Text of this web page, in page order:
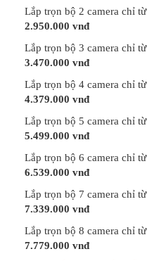
Lắp trọn bộ 2 camera chỉ từ
2.950.000 vnđ
Lắp trọn bộ 3 camera chỉ từ
3.470.000 vnđ
Lắp trọn bộ 4 camera chỉ từ
4.379.000 vnđ
Lắp trọn bộ 5 camera chỉ từ
5.499.000 vnđ
Lắp trọn bộ 6 camera chỉ từ
6.539.000 vnđ
Lắp trọn bộ 7 camera chỉ từ
7.339.000 vnđ
Lắp trọn bộ 8 camera chỉ từ
7.779.000 vnđ